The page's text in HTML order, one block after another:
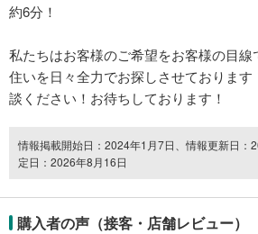
約6分！
私たちはお客様のご希望をお客様の目
住いを日々全力でお探しさせておりま
談ください！お待ちしております！
情報掲載開始日：2024年1月7日、情報更新日：
定日：2026年8月16日
購入者の声（接客・店舗レビュー）